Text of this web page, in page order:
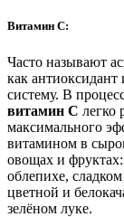
Витамин С:
Часто называют
как
систему. В
витамин С легко
максимального
витамином в
овощах и
облепихе,
цветной и
зелёном луке.